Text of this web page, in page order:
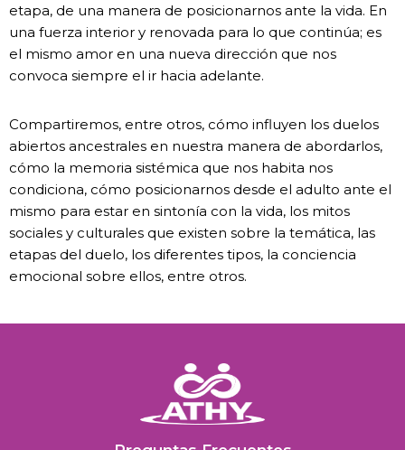
etapa, de una manera de posicionarnos ante la vida. En
una fuerza interior y renovada para lo que continúa; es
el mismo amor en una nueva dirección que nos
convoca siempre el ir hacia adelante.
Compartiremos, entre otros, cómo influyen los duelos
abiertos ancestrales en nuestra manera de abordarlos,
cómo la memoria sistémica que nos habita nos
condiciona, cómo posicionarnos desde el adulto ante el
mismo para estar en sintonía con la vida, los mitos
sociales y culturales que existen sobre la temática, las
etapas del duelo, los diferentes tipos, la conciencia
emocional sobre ellos, entre otros.